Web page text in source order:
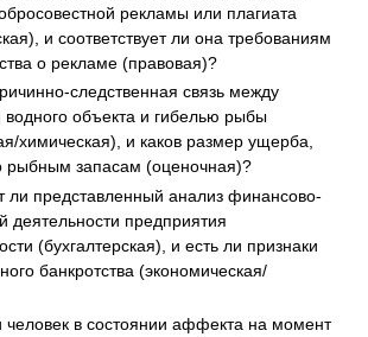
рекламы или плагиата
и соответствует ли она требованиям
о рекламе (правовая)?
следственная связь между
водного объекта и гибелью рыбы
химическая), и каков размер ущерба,
рыбным запасам (оценочная)?
ли представленный анализ финансово-
деятельности предприятия
(бухгалтерская), и есть ли признаки
банкротства (экономическая/
человек в состоянии аффекта на момент